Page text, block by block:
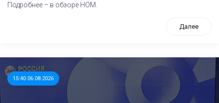
Подробнее – в обзоре НОМ.
Далее
15:40 06.08.2026